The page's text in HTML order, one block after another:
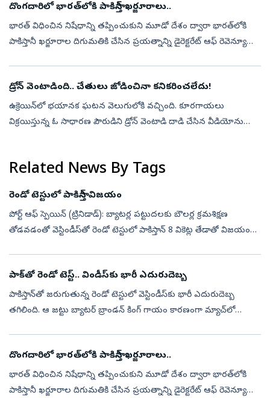
దొంగదారిలో భారత్‌లోకి పాకిస్తాన్‌ ఖర్జూరాలు..
భారత్‌ విధించిన నిషేధాన్ని తప్పించుకుని మూడో దేశం ద్వారా భారత్‌లోకి
పాకిస్తానీ ఖర్జూరాల దిగుమతికి చేసిన ప్రయత్నాన్ని డైరెక్టరేట్‌ ఆఫ్‌ రెవెన్యూ
డ్రోన్‌ వెంటాడింది.. చేతులు జోడించినా కనికరించలేదు!
ఉక్రెయిన్‌లో భయానక ఘటన వెలుగులోకి వచ్చింది. కూరగాయలు
విక్రయిస్తున్న ఓ సాధారణ పౌరుడిని డ్రోన్‌ వెంటాడి దాడి చేసిన వీడియోను
Related News By Tags
రెండో టెస్టులో పాకిస్తాన్‌ విజయం
పోర్ట్‌ ఆఫ్‌ స్పెయిన్‌ (ట్రినిడాడ్‌): బ్యాటర్ల పట్టుదలకు బౌలర్ల క్రమశిక్షణ
తోడవడంతో వెస్టిండీస్‌తో రెండో టెస్టులో పాకిస్తాన్‌ 8 వికెట్ల తేడాతో విజయం
పాక్‌తో రెండో టెస్ట్‌.. విండీస్‌కు భారీ ఎదురుదెబ్బ
పాకిస్తాన్‌తో జరుగుతున్న రెండో టెస్టులో వెస్టిండీస్‌కు భారీ ఎదురుదెబ్బ
తగిలింది. ఆ జట్టు బ్యాటర్‌ బ్రాండన్‌ కింగ్‌ గాయం కారణంగా మ్యాచ్‌లో
దొంగదారిలో భారత్‌లోకి పాకిస్తాన్‌ ఖర్జూరాలు..
భారత్‌ విధించిన నిషేధాన్ని తప్పించుకుని మూడో దేశం ద్వారా భారత్‌లోకి
పాకిస్తానీ ఖర్జూరాల దిగుమతికి చేసిన ప్రయత్నాన్ని డైరెక్టరేట్‌ ఆఫ్‌ రెవెన్యూ